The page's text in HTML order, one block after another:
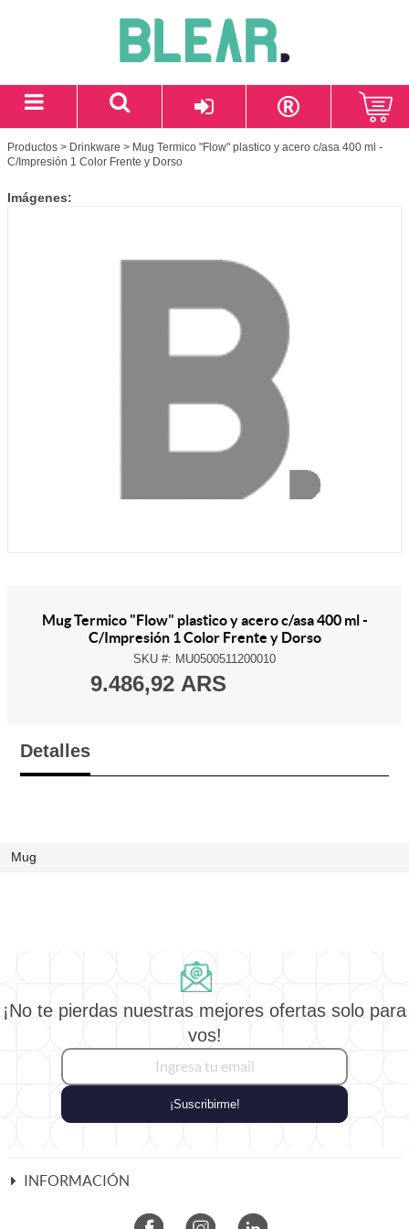
Productos > Drinkware > Mug Termico "Flow" plastico y acero c/asa 400 ml -
C/Impresión 1 Color Frente y Dorso
Imágenes:
Mug Termico "Flow" plastico y acero c/asa 400 ml -
C/Impresión 1 Color Frente y Dorso
SKU #: MU0500511200010
9.486,92 ARS
Detalles
Mug
¡No te pierdas nuestras mejores ofertas solo para
vos!
¡Suscribirme!
INFORMACIÓN